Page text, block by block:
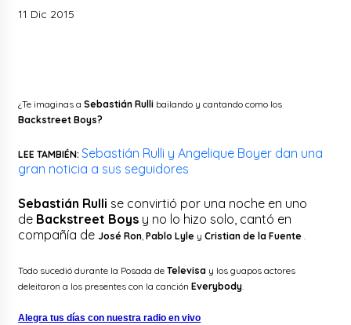
11 Dic 2015
¿Te imaginas aSebastián Rulli bailando y cantando como los
Backstreet Boys?
LEE TAMBIÉN:Sebastián Rulli y Angelique Boyer dan una
gran noticia a sus seguidores
Sebastián Rulli se convirtió por una noche en uno
de Backstreet Boys y no lo hizo solo, cantó en
compañía de José Ron ,Pablo Lyle yCristian de la Fuente
Todo sucedió durante la Posada deTelevisa y los guapos actores
deleitaron a los presentes con la canciónEverybody
Alegra tus días con nuestra radio en vivo